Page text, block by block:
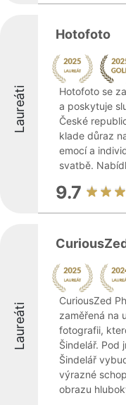
Laureáti
Hotofoto
Hotofoto se
a poskytuje
České
klade důraz
emocí a
svatbě.
9.7
Laureáti
CuriousZed
zaměřená na
fotografii,
Šindelář. Pod
Šindelář
výrazné
obrazu